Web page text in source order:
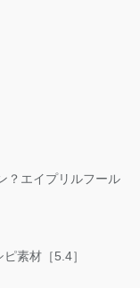
？エイプリルフール
素材［5.4］